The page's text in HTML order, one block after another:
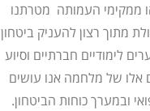
ממקימי העמותה מטרתנו
מתוך רצון להעניק ביטחון
לימודיים חברתיים וסיוע
אלו של מלחמה אנו עושים
ובמערך כוחות הביטחון.